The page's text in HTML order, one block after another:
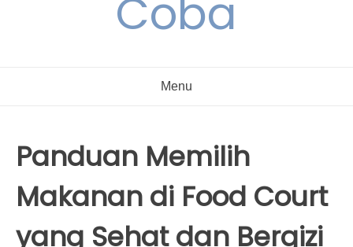
Coba
Menu
Panduan Memilih
Makanan di Food Court
yang Sehat dan Bergizi